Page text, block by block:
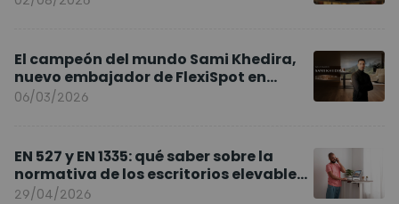
El campeón del mundo Sami Khedira,
nuevo embajador de FlexiSpot en
Europa
06/03/2026
EN 527 y EN 1335: qué saber sobre la
normativa de los escritorios elevables
y sillas ergonómicas
29/04/2026